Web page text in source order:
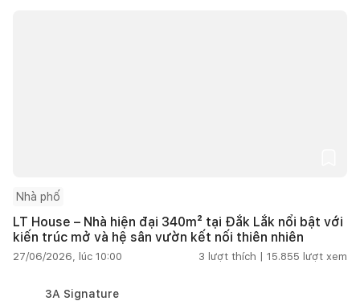
Nhà phố
LT House – Nhà hiện đại 340m² tại Đắk Lắk nổi bật với
kiến trúc mở và hệ sân vườn kết nối thiên nhiên
27/06/2026, lúc 10:00 3 lượt thích | 15.855 lượt xem
3A Signature